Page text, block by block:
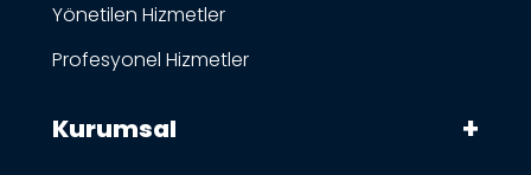
Yönetilen Hizmetler
Profesyonel Hizmetler
Kurumsal